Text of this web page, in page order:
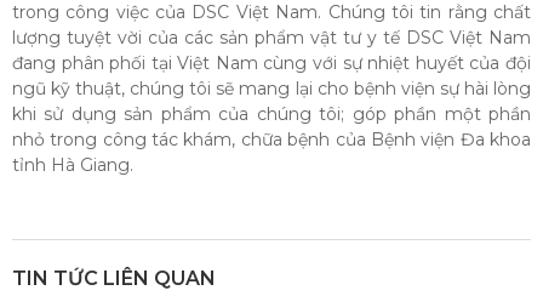
trong công việc của DSC Việt Nam. Chúng tôi tin rằng chất
lượng tuyệt vời của các sản phẩm vật tư y tế DSC Việt Nam
đang phân phối tại Việt Nam cùng với sự nhiệt huyết của đội
ngũ kỹ thuật, chúng tôi sẽ mang lại cho bệnh viện sự hài lòng
khi sử dụng sản phẩm của chúng tôi; góp phần một phần
nhỏ trong công tác khám, chữa bệnh của Bệnh viện Đa khoa
tỉnh Hà Giang.
TIN TỨC LIÊN QUAN